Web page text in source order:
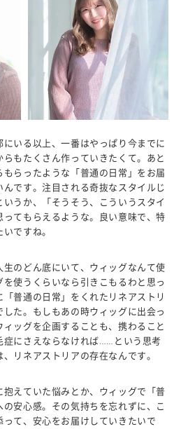
いる以上、一番はやっぱり今までに
もたくさん作っていきたくて。あと
らったような「普通の日常」をお届
です。注目される奇抜なスタイルじ
うか、「そうそう、こういうスタイ
てもらえるような。良い意味で、特
ですね。
のどん底にいて、ウィッグなんて使
使うくらいなら引きこもるわと思っ
普通の日常」をくれたリネアストリ
た。もしもあの時ウィッグに出会っ
ッグを企画することも、携わること
症にさえならなければ……という思考
リネアストリアの存在なんです。
えていた悩みとか、ウィッグで「普
安心感。その気持ちを忘れずに、こ
て、安心をお届けしていきたいで